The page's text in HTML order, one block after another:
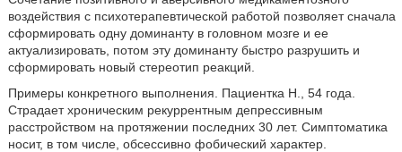
воздействия с психотерапевтической работой позволяет сначала
сформировать одну доминанту в головном мозге и ее
актуализировать, потом эту доминанту быстро разрушить и
сформировать новый стереотип реакций.
Примеры конкретного выполнения. Пациентка Н., 54 года.
Страдает хроническим рекуррентным депрессивным
расстройством на протяжении последних 30 лет. Симптоматика
носит, в том числе, обсессивно фобический характер.